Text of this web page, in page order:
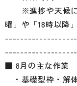
※進捗や天候に
曜」や「18時以降
■ 8月の主な作業
・基礎型枠・解